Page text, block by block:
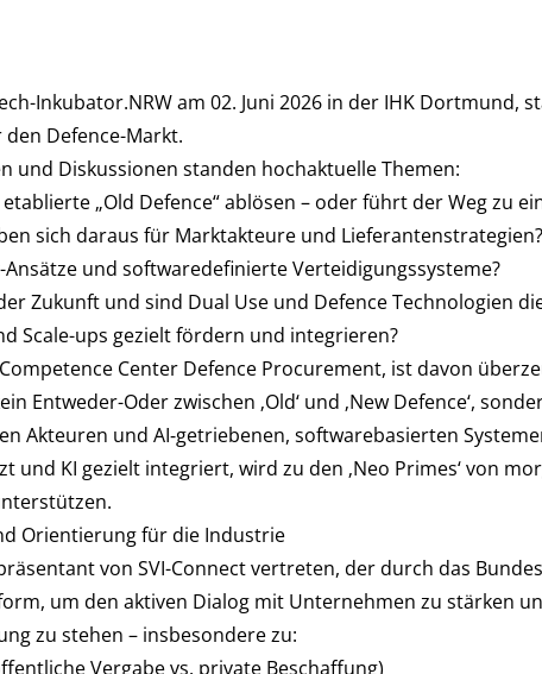
Inkubator.NRW am 02. Juni 2026 in der IHK Dortmund,
Defence-Markt.
und Diskussionen standen hochaktuelle Themen:
etablierte „Old Defence“ ablösen – oder führt der Weg zu
sich daraus für Marktakteure und Lieferantenstrategien?
Ansätze und softwaredefinierte Verteidigungssysteme?
Zukunft und sind Dual Use und Defence Technologien
Scale-ups gezielt fördern und integrieren?
Center Defence Procurement, ist davon
Entweder-Oder zwischen ‚Old‘ und ‚New Defence‘,
Akteuren und AI‑getriebenen, softwarebasierten
und KI gezielt integriert, wird zu den ‚Neo Primes‘ von
Orientierung für die Industrie
von SVI-Connectvertreten, der durch das
um den aktiven Dialog mit Unternehmen zu stärken
zu stehen – insbesondere zu:
Vergabe vs. private Beschaffung)